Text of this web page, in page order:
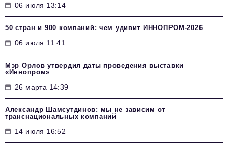
06 июля 13:14
50 стран и 900 компаний: чем удивит ИННОПРОМ‑2026
06 июля 11:41
Мэр Орлов утвердил даты проведения выставки
«Иннопром»
26 марта 14:39
Александр Шамсутдинов: мы не зависим от
транснациональных компаний
14 июля 16:52